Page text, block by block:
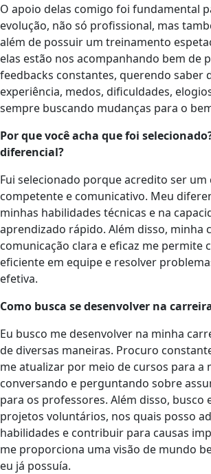
O apoio delas comigo foi fundamental
evolução, não só profissional, mas
além de possuir um treinamento
elas estão nos acompanhando bem de
feedbacks constantes, querendo saber
experiência, medos, dificuldades,
sempre buscando mudanças para o
Por que você acha que foi
diferencial?
Fui selecionado porque acredito ser um
competente e comunicativo. Meu
minhas habilidades técnicas e na
aprendizado rápido. Além disso, minha
comunicação clara e eficaz me permite
eficiente em equipe e resolver
efetiva.
Como busca se desenvolver na
Eu busco me desenvolver na minha
de diversas maneiras. Procuro
me atualizar por meio de cursos para a
conversando e perguntando sobre
para os professores. Além disso, busco
projetos voluntários, nos quais posso
habilidades e contribuir para causas
me proporciona uma visão de mundo
eu já possuía.